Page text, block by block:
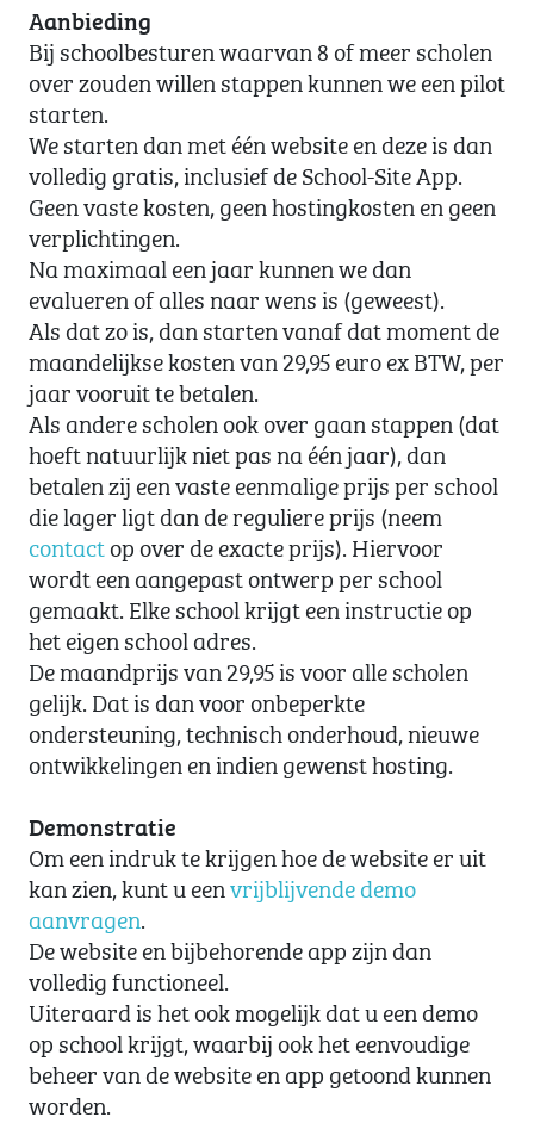
Aanbieding
Bij schoolbesturen waarvan 8 of meer scholen
over zouden willen stappen kunnen we een pilot
starten.
We starten dan met één website en deze is dan
volledig gratis, inclusief de School-Site App.
Geen vaste kosten, geen hostingkosten en geen
verplichtingen.
Na maximaal een jaar kunnen we dan
evalueren of alles naar wens is (geweest).
Als dat zo is, dan starten vanaf dat moment de
maandelijkse kosten van 29,95 euro ex BTW, per
jaar vooruit te betalen.
Als andere scholen ook over gaan stappen (dat
hoeft natuurlijk niet pas na één jaar), dan
betalen zij een vaste eenmalige prijs per school
die lager ligt dan de reguliere prijs (neem
contactop over de exacte prijs). Hiervoor
wordt een aangepast ontwerp per school
gemaakt. Elke school krijgt een instructie op
het eigen school adres.
De maandprijs van 29,95 is voor alle scholen
gelijk. Dat is dan voor onbeperkte
ondersteuning, technisch onderhoud, nieuwe
ontwikkelingen en indien gewenst hosting.
Demonstratie
Om een indruk te krijgen hoe de website er uit
kan zien, kunt u eenvrijblijvende demo
aanvragen.
De website en bijbehorende app zijn dan
volledig functioneel.
Uiteraard is het ook mogelijk dat u een demo
op school krijgt, waarbij ook het eenvoudige
beheer van de website en app getoond kunnen
worden.